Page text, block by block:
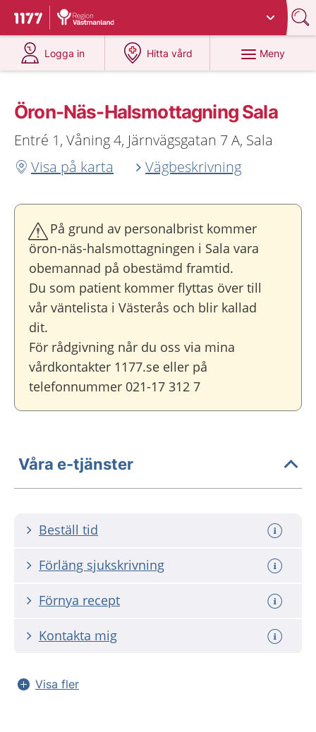
Till startsidan för 1177
Du har valt region
Logga in
på 1177.se
Hitta vård
på 1177.se
Meny
Öron-Näs-Halsmottagning Sala
Entré 1, Våning 4, Järnvägsgatan 7 A, Sala
Visa på karta
Vägbeskrivning
På grund av personalbrist kommer
öron-näs-halsmottagningen i Sala vara
obemannad på obestämd framtid.
Du som patient kommer flyttas över till
vår väntelista i Västerås och blir kallad
dit.
För rådgivning når du oss via mina
vårdkontakter 1177.se eller på
telefonnummer 021-17 312 7
Våra e-tjänster
Beställ tid
Förläng sjukskrivning
Förnya recept
Kontakta mig
Visa fler